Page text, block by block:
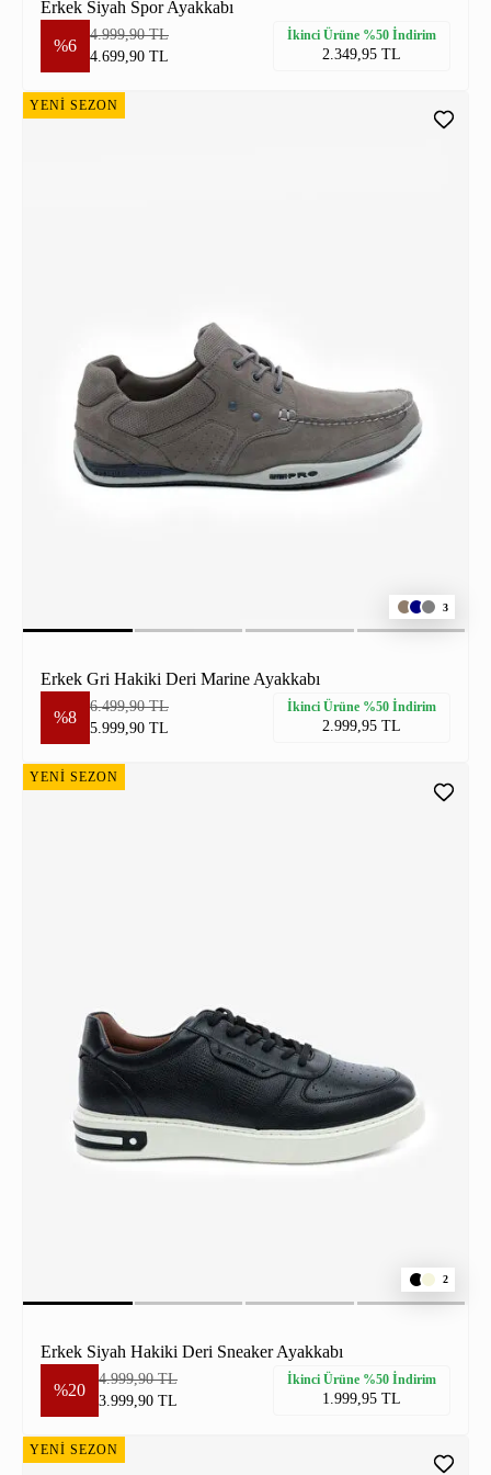
Erkek Siyah Spor Ayakkabı
%6
4.999,90 TL
4.699,90 TL
İkinci Ürüne %50 İndirim
2.349,95 TL
YENİ SEZON
3
Erkek Gri Hakiki Deri Marine Ayakkabı
%8
6.499,90 TL
5.999,90 TL
İkinci Ürüne %50 İndirim
2.999,95 TL
YENİ SEZON
2
Erkek Siyah Hakiki Deri Sneaker Ayakkabı
%20
4.999,90 TL
3.999,90 TL
İkinci Ürüne %50 İndirim
1.999,95 TL
YENİ SEZON